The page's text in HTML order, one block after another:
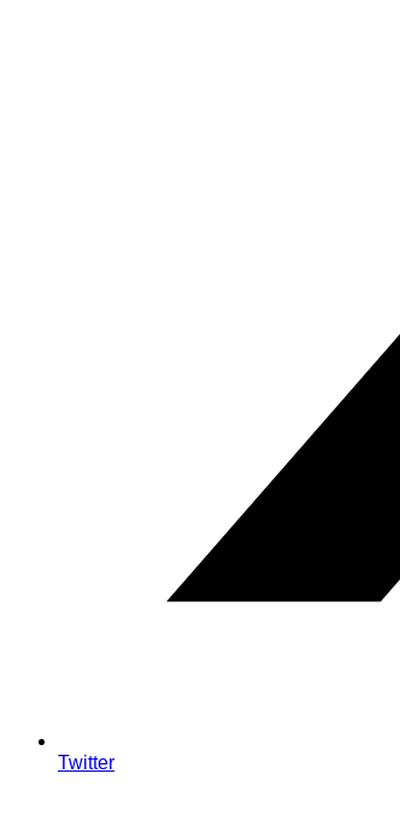
Twitter